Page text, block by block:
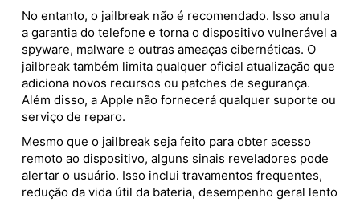
No entanto, o jailbreak não é recomendado. Isso anula
a garantia do telefone e torna o dispositivo vulnerável a
spyware, malware e outras ameaças cibernéticas. O
jailbreak também limita qualquer oficial atualização que
adiciona novos recursos ou patches de segurança.
Além disso, a Apple não fornecerá qualquer suporte ou
serviço de reparo.
Mesmo que o jailbreak seja feito para obter acesso
remoto ao dispositivo, alguns sinais reveladores pode
alertar o usuário. Isso inclui travamentos frequentes,
redução da vida útil da bateria, desempenho geral lento